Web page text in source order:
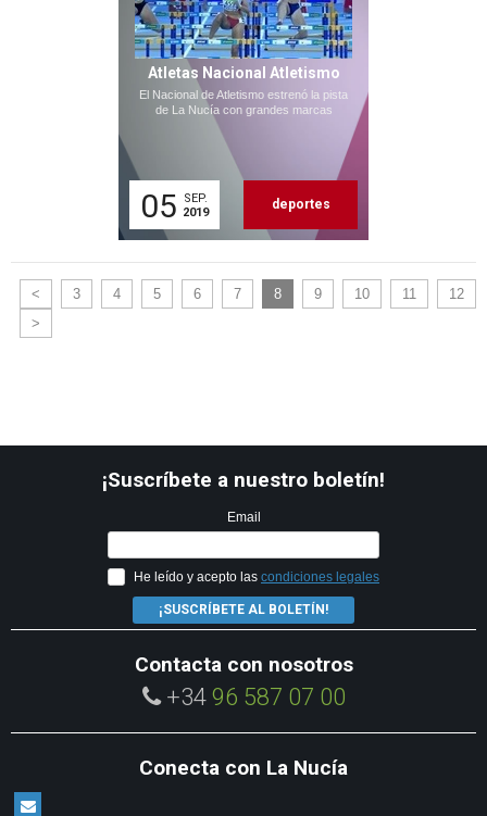
Atletas Nacional Atletismo
El Nacional de Atletismo estrenó la pista
de La Nucía con grandes marcas
05
SEP.
2019
deportes
< 3 4 5 6 7 8 9 10 11
12
>
¡Suscríbete a nuestro boletín!
Email
He leído y acepto las condiciones legales
¡SUSCRÍBETE AL BOLETÍN!
Contacta con nosotros
+34 96 587 07 00
Conecta con La Nucía